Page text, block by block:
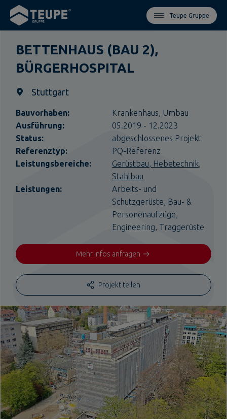
Teupe Gruppe
BETTENHAUS (BAU 2),
BÜRGERHOSPITAL
Stuttgart
Bauvorhaben: Krankenhaus, Umbau
Ausführung:
05.2019 - 12.2023
Status:
abgeschlossenes Projekt
Referenztyp:
PQ-Referenz
Leistungsbereiche:
Gerüstbau
Hebetechnik
Stahlbau
Leistungen:
Arbeits- und
Schutzgerüste, Bau- &
Personenaufzüge,
Engineering, Traggerüste
Mehr Infos anfragen
Projekt teilen